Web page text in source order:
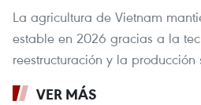
La agricultura de Vietnam
estable en 2026 gracias a la
reestructuración y la producción
VER MÁS